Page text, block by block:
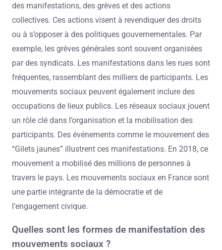
des manifestations, des grèves et des actions
collectives. Ces actions visent à revendiquer des droits
ou à s’opposer à des politiques gouvernementales. Par
exemple, les grèves générales sont souvent organisées
par des syndicats. Les manifestations dans les rues sont
fréquentes, rassemblant des milliers de participants. Les
mouvements sociaux peuvent également inclure des
occupations de lieux publics. Les réseaux sociaux jouent
un rôle clé dans l’organisation et la mobilisation des
participants. Des événements comme le mouvement des
“Gilets jaunes” illustrent ces manifestations. En 2018, ce
mouvement a mobilisé des millions de personnes à
travers le pays. Les mouvements sociaux en France sont
une partie intégrante de la démocratie et de
l’engagement civique.
Quelles sont les formes de manifestation des
mouvements sociaux ?